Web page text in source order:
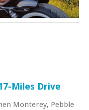
Miles Drive
Monterey, Pebble